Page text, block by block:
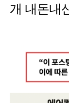
개 내돈내